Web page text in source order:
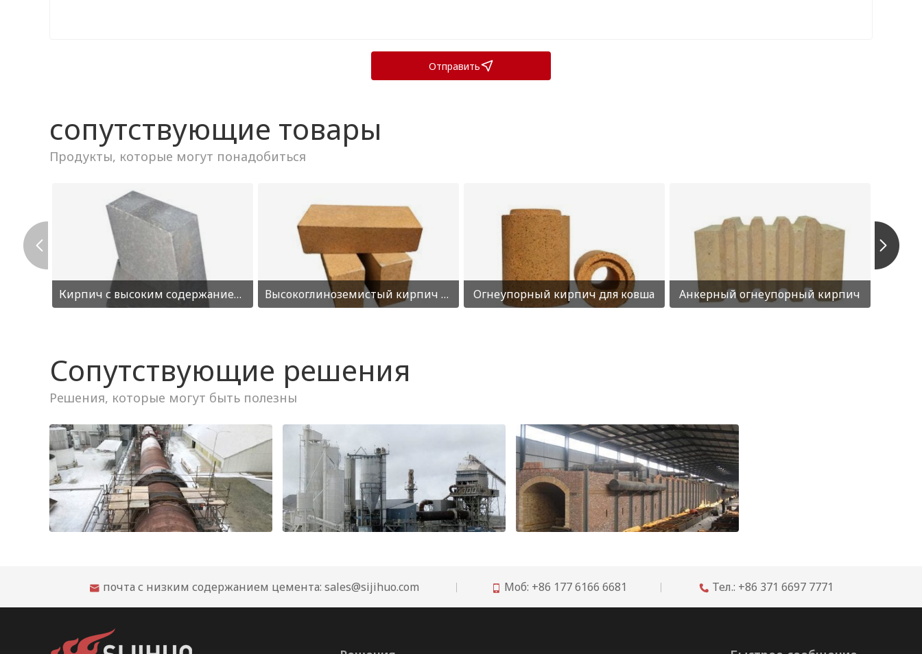
Отправить
сопутствующие товары
Кирпич с высоким содержанием глинозема на фосфатной основе Высокоглиноземистый кирпич SK-36 Огнеупорный кирпич для ковша Анкерный огнеупорный кирпич
Сопутствующие решения
 почта с низким содержанием цемента: sales@sijihuo.com  Моб: +86 177 6166 6681  Тел.: +86 371 6697 7771